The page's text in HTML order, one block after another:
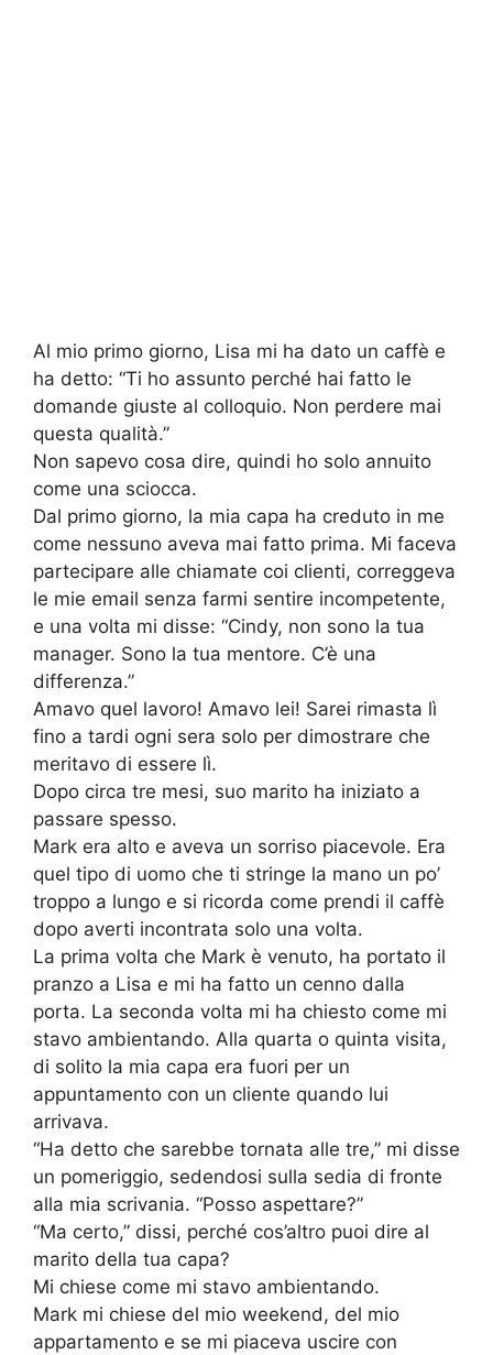
Al mio primo giorno, Lisa mi ha dato un caffè e
ha detto: “Ti ho assunto perché hai fatto le
domande giuste al colloquio. Non perdere mai
questa qualità.”
Non sapevo cosa dire, quindi ho solo annuito
come una sciocca.
Dal primo giorno, la mia capa ha creduto in me
come nessuno aveva mai fatto prima. Mi faceva
partecipare alle chiamate coi clienti, correggeva
le mie email senza farmi sentire incompetente,
e una volta mi disse: “Cindy, non sono la tua
manager. Sono la tua mentore. C’è una
differenza.”
Amavo quel lavoro! Amavo lei! Sarei rimasta lì
fino a tardi ogni sera solo per dimostrare che
meritavo di essere lì.
Dopo circa tre mesi, suo marito ha iniziato a
passare spesso.
Mark era alto e aveva un sorriso piacevole. Era
quel tipo di uomo che ti stringe la mano un po’
troppo a lungo e si ricorda come prendi il caffè
dopo averti incontrata solo una volta.
La prima volta che Mark è venuto, ha portato il
pranzo a Lisa e mi ha fatto un cenno dalla
porta. La seconda volta mi ha chiesto come mi
stavo ambientando. Alla quarta o quinta visita,
di solito la mia capa era fuori per un
appuntamento con un cliente quando lui
arrivava.
“Ha detto che sarebbe tornata alle tre,” mi disse
un pomeriggio, sedendosi sulla sedia di fronte
alla mia scrivania. “Posso aspettare?”
“Ma certo,” dissi, perché cos’altro puoi dire al
marito della tua capa?
Mi chiese come mi stavo ambientando.
Mark mi chiese del mio weekend, del mio
appartamento e se mi piaceva uscire con